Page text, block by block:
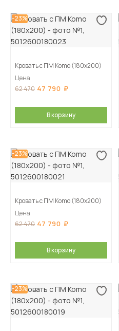
-23%
Кровать с ПМ Komo (180х200)
Цена
62 470 47 790
В корзину
-23%
Кровать с ПМ Komo (180х200)
Цена
62 470 47 790
В корзину
-23%